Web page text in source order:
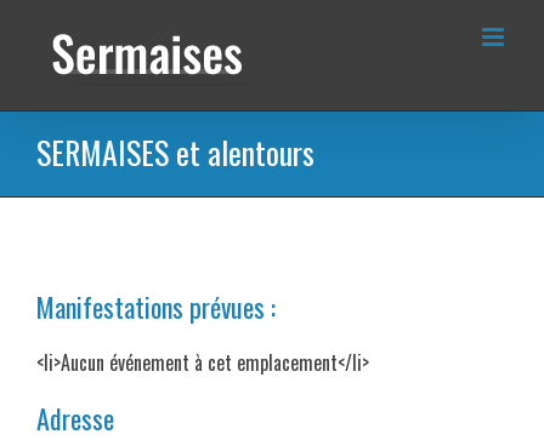
contenu
SERMAISES et alentours
Manifestations prévues :
<li>Aucun événement à cet emplacement</li>
Adresse